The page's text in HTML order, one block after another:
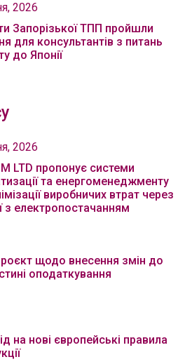
2026
Запорізької ТПП пройшли
для консультантів з питань
до Японії
2026
LTD пропонує системи
та енергоменеджменту
виробничих втрат через
з електропостачанням
щодо внесення змін до
оподаткування
на нові європейські правила